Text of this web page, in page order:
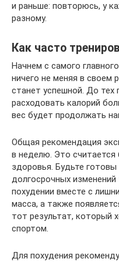
и раньше: повторюсь, у
разному.
Как часто
Начнем с самого
ничего не меняя в своем
станет успешной. До тех
расходовать калорий
вес будет продолжать
Общая рекомендация
в неделю. Это
здоровья. Будьте
долгосрочных
похудении вместе с
масса, а также
тот результат, который
спортом.
Для похудения